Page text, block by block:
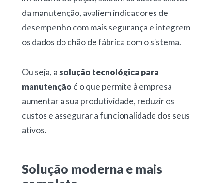
da manutenção, avaliem indicadores de
desempenho com mais segurança e integrem
os dados do chão de fábrica com o sistema.
Ou seja, a solução tecnológica para
manutenção é o que permite à empresa
aumentar a sua produtividade, reduzir os
custos e assegurar a funcionalidade dos seus
ativos.
Solução moderna e mais